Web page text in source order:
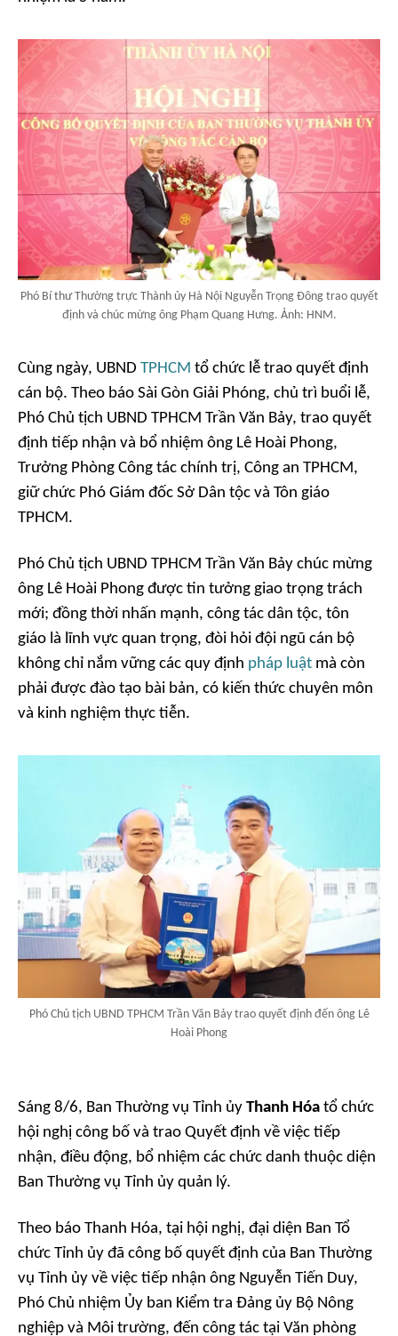
Phó Bí thư Thường trực Thành ủy Hà Nội Nguyễn Trọng Đông trao quyết
định và chúc mừng ông Phạm Quang Hưng. Ảnh: HNM.
Cùng ngày, UBND TPHCM tổ chức lễ trao quyết định
cán bộ. Theo báo Sài Gòn Giải Phóng, chủ trì buổi lễ,
Phó Chủ tịch UBND TPHCM Trần Văn Bảy, trao quyết
định tiếp nhận và bổ nhiệm ông Lê Hoài Phong,
Trưởng Phòng Công tác chính trị, Công an TPHCM,
giữ chức Phó Giám đốc Sở Dân tộc và Tôn giáo
TPHCM.
Phó Chủ tịch UBND TPHCM Trần Văn Bảy chúc mừng
ông Lê Hoài Phong được tin tưởng giao trọng trách
mới; đồng thời nhấn mạnh, công tác dân tộc, tôn
giáo là lĩnh vực quan trọng, đòi hỏi đội ngũ cán bộ
không chỉ nắm vững các quy định pháp luật mà còn
phải được đào tạo bài bản, có kiến thức chuyên môn
và kinh nghiệm thực tiễn.
Phó Chủ tịch UBND TPHCM Trần Văn Bảy trao quyết định đến ông Lê
Hoài Phong
Sáng 8/6, Ban Thường vụ Tỉnh ủy Thanh Hóa tổ chức
hội nghị công bố và trao Quyết định về việc tiếp
nhận, điều động, bổ nhiệm các chức danh thuộc diện
Ban Thường vụ Tỉnh ủy quản lý.
Theo báo Thanh Hóa, tại hội nghị, đại diện Ban Tổ
chức Tỉnh ủy đã công bố quyết định của Ban Thường
vụ Tỉnh ủy về việc tiếp nhận ông Nguyễn Tiến Duy,
Phó Chủ nhiệm Ủy ban Kiểm tra Đảng ủy Bộ Nông
nghiệp và Môi trường, đến công tác tại Văn phòng